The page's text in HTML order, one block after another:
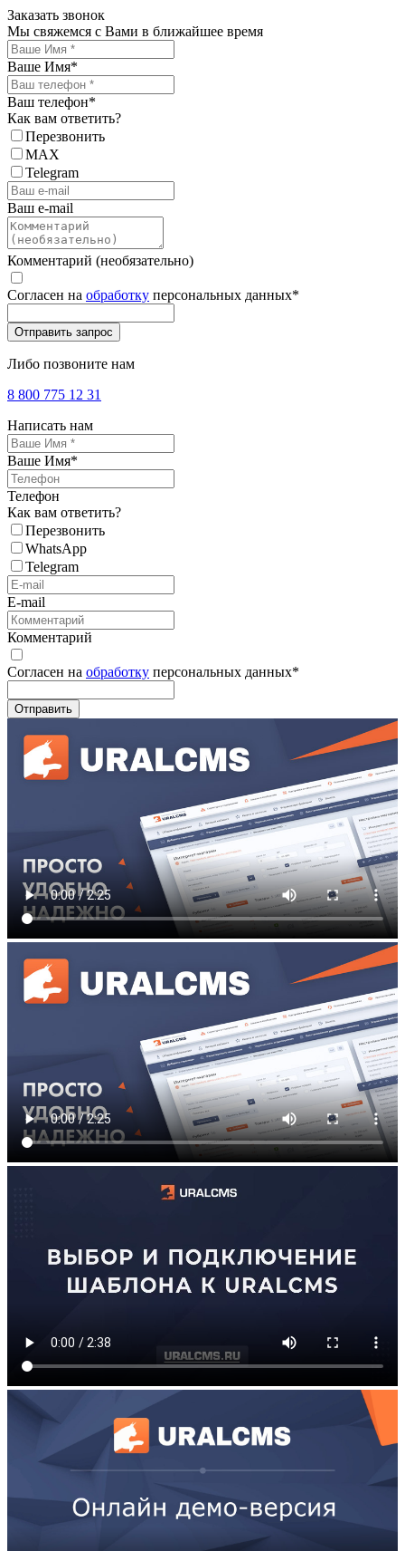
Заказать звонок
Мы свяжемся с Вами в ближайшее время
Ваше Имя*
Ваш телефон*
Как вам ответить?
Перезвонить
MAX
Telegram
Ваш e-mail
Комментарий (необязательно)
Согласен на обработку персональных данных*
Либо позвоните нам
8 800 775 12 31
Написать нам
Ваше Имя*
Телефон
Как вам ответить?
Перезвонить
WhatsApp
Telegram
E-mail
Комментарий
Согласен на обработку персональных данных*